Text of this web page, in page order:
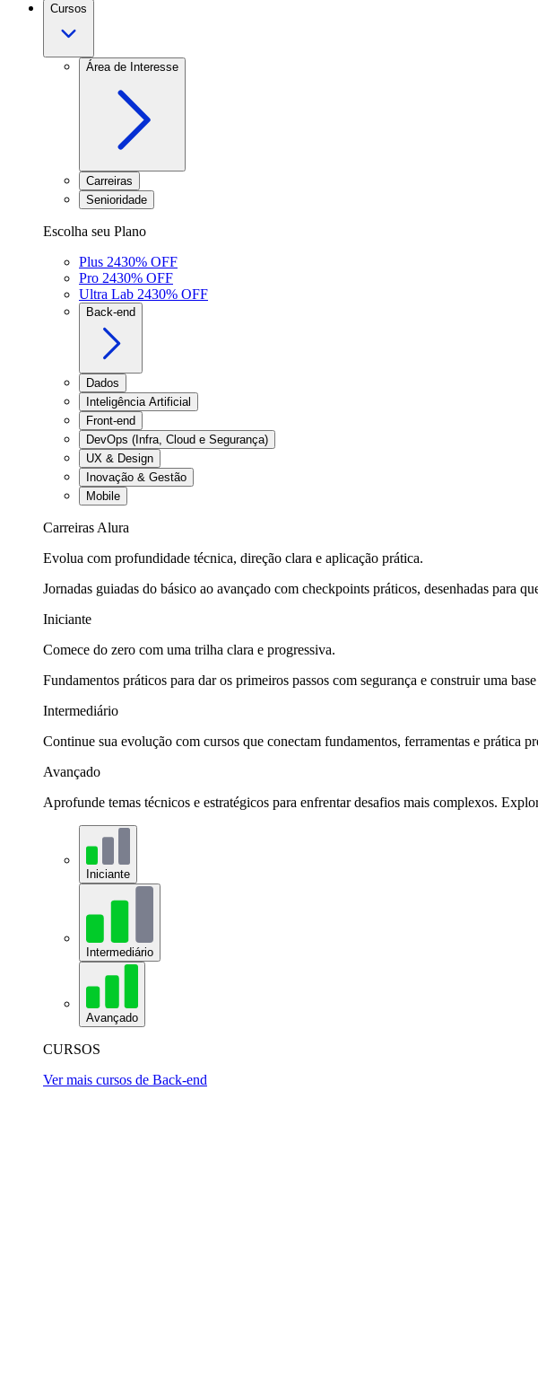
Cursos
Área de Interesse
Carreiras
Senioridade
Escolha seu Plano
Plus 2430% OFF
Pro 2430% OFF
Ultra Lab 2430% OFF
Back-end
Dados
Inteligência Artificial
Front-end
DevOps (Infra, Cloud e Segurança)
UX & Design
Inovação & Gestão
Mobile
Carreiras Alura
Evolua com profundidade técnica, direção clara e aplicação prática.
Jornadas guiadas do básico ao avançado com checkpoints práticos, desenhadas para
Iniciante
Comece do zero com uma trilha clara e progressiva.
Fundamentos práticos para dar os primeiros passos com segurança e construir uma
Intermediário
Continue sua evolução com cursos que conectam fundamentos, ferramentas e prática
Avançado
Aprofunde temas técnicos e estratégicos para enfrentar desafios mais complexos.
Iniciante
Intermediário
Avançado
CURSOS
Ver mais cursos de Back-end